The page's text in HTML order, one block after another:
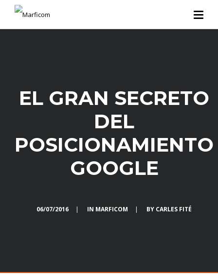
EL GRAN SECRETO
DEL
POSICIONAMIENTO
GOOGLE
06/07/2016 | IN MARFICOM | BY CARLES FITÉ